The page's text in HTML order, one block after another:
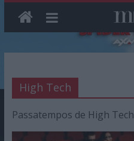
contentHigh Tech
Passatempos de High Tech